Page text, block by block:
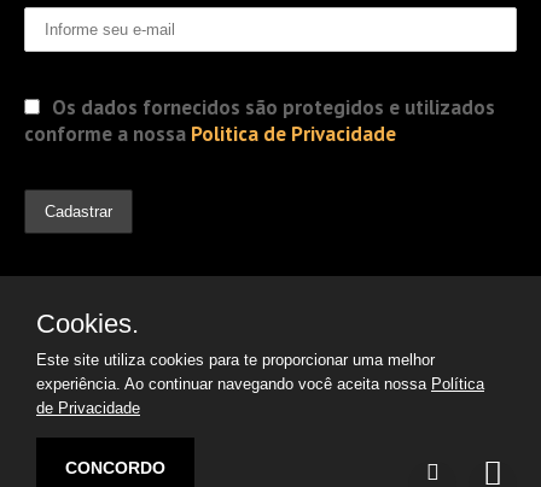
Os dados fornecidos são protegidos e utilizados
conforme a nossa Politica de Privacidade
© 2019 Jorge Gomes
Advogados. Direitos Reservados
Cookies.
Este site utiliza cookies para te proporcionar uma melhor
experiência. Ao continuar navegando você aceita nossa Política
de Privacidade
CONCORDO